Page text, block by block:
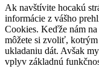
Ak navštívite hocakú
informácie z vášho
Cookies. Keďže nám
môžete si zvoliť,
ukladaniu dát. Avšak
vplyv základnú